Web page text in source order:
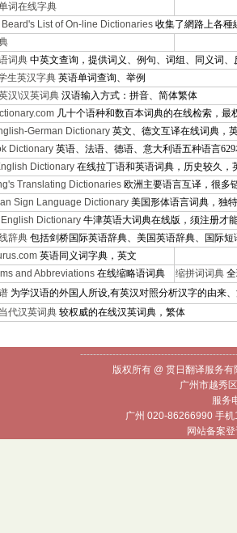
词在线字典
Beard's List of On-line Dictionaries 收集了網路上各種
词典 中英文查询，提供词义、例句、词组、同义词、
生英汉字典 英语单词查询、举例
汉\汉英词典 汉语输入方式：拼音、简体繁体
几十个语种和数百本词典的在线检索，
German Dictionary 英文、德文互译在线词典，
Dictionary 英语、法语、德语、意大利语五种语言
Dictionary 在线拉丁语和英语词典，历史较久，
Translating Dictionaries 欧洲主要语言互译，很多
Sign Language Dictionary 美国形体语言词典，独
Dictionary 牛津英语大词典在线版，须注册才
辞典 包括剑桥国际英语辞典、美国英语辞典、国际
英语同义词字典，英文
and Abbreviations 在线缩略语词典 缩拼词词典
为学汉语的外国人所设,有英汉对照分析汉字的由来
代汉英词典 较权威的在线汉英词典，繁体
版权所有 @ 贯日翻译服务
广州市越秀
服务
广州 020-86266990 手
网站备案